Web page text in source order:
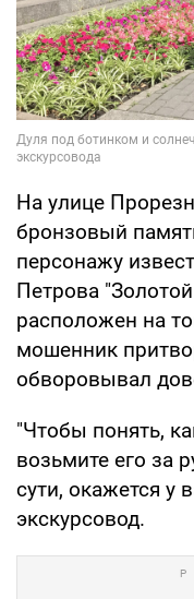
На улице
бронзовый
персонажу
Петрова
расположен на
мошенник
обворовывал
"Чтобы понять,
возьмите его за
сути, окажется у
экскурсовод.